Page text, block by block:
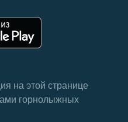
на этой странице
горнолыжных